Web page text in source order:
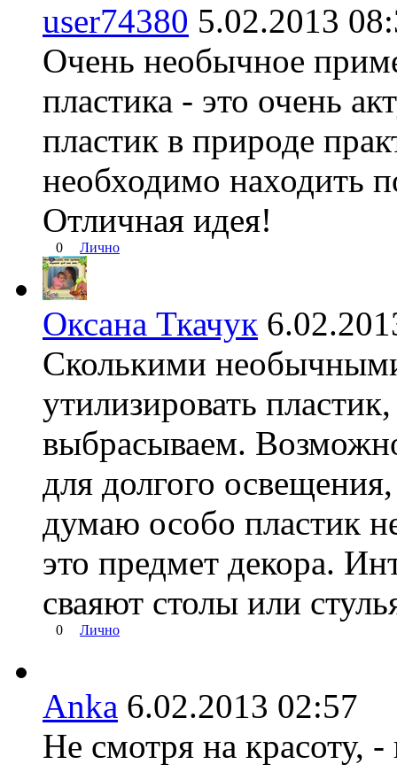
user74380 5.02.2013
Очень необычное
пластика - это очень
пластик в природе
необходимо находить
Отличная идея!
0 Лично
Оксана Ткачук
Сколькими
утилизировать
выбрасываем.
для долгого
думаю особо пластик
это предмет декора.
сваяют столы или
0 Лично
Anka 6.02.2013 02:57
Не смотря на красоту,